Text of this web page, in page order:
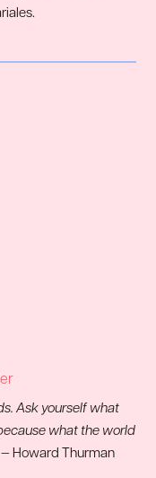
Ask yourself what
what the world
— Howard Thurman